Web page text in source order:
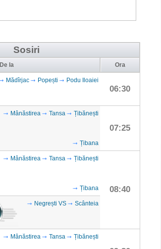
Sosiri
De la Ora
Mădîrjac Popești Podu Iloaiei
06:30
Mânăstirea Tansa Țibănești
Țibana
07:25
Mânăstirea Tansa Țibănești
Țibana 08:40
Negrești VS Scânteia
Mânăstirea Tansa Țibănești